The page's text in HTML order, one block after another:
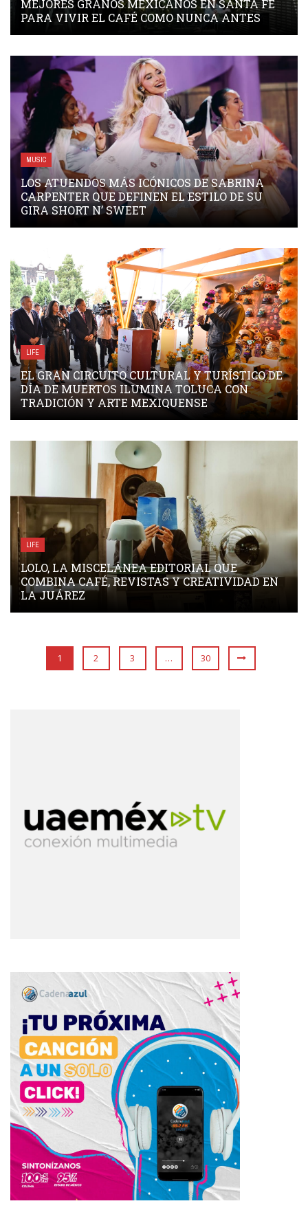
MEJORES GRANOS MEXICANOS EN SANTA FE
PARA VIVIR EL CAFÉ COMO NUNCA ANTES
MUSIC
LOS ATUENDOS MÁS ICÓNICOS DE SABRINA
CARPENTER QUE DEFINEN EL ESTILO DE SU
GIRA SHORT N’ SWEET
LIFE
EL GRAN CIRCUITO CULTURAL Y TURÍSTICO DE
DÍA DE MUERTOS ILUMINA TOLUCA CON
TRADICIÓN Y ARTE MEXIQUENSE
LIFE
LOLO, LA MISCELÁNEA EDITORIAL QUE
COMBINA CAFÉ, REVISTAS Y CREATIVIDAD EN
LA JUÁREZ
1 2 3 … 30